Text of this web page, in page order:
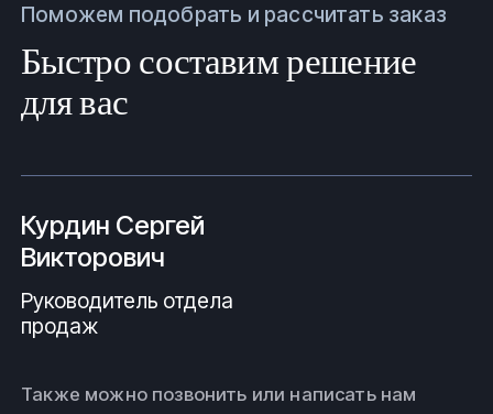
Поможем подобрать и рассчитать заказ
Быстро составим решение
для вас
Курдин Сергей
Викторович
Руководитель отдела
продаж
Также можно позвонить или написать нам